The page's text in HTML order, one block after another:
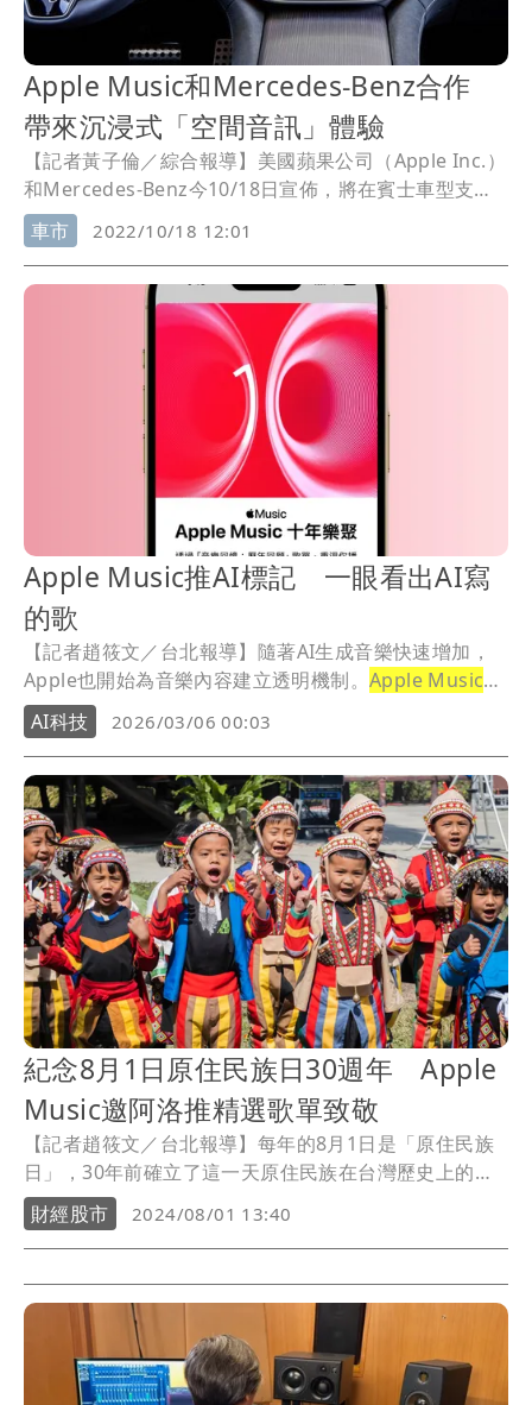
Apple Music和Mercedes-Benz合作
帶來沉浸式「空間音訊」體驗
【記者黃子倫／綜合報導】美國蘋果公司（Apple Inc.）
和Mercedes-Benz今10/18日宣佈，將在賓士車型支援
Apple Music
級、具備立體聲和清晰度的音訊效果。
車市 2022/10/18 12:01
Apple Music推AI標記 一眼看出AI寫
的歌
【記者趙筱文／台北報導】隨著AI生成音樂快速增加，
Apple也開始為音樂內容建立透明機制。 Apple Music近
期推出名為「AI生成標記」的新系統，未來當歌曲在創
作過程中使用AI時，平台將能透過標記顯示相關資訊，
讓用戶與產業更清楚作品來源。
AI科技 2026/03/06 00:03
紀念8月1日原住民族日30週年 Apple
Music邀阿洛推精選歌單致敬
【記者趙筱文／台北報導】每年的8月1日是「原住民族
日」，30年前確立了這一天原住民族在台灣歷史上的特
殊地位。今年
年，特別邀請了致力於喚起社會對原住民議題關注的阿
美族歌手阿洛擔任「台灣製造」歌單的嘉賓。阿洛精選
了24首具有代表性和指標性的歌曲，讓聽眾能夠欣賞原
住民音樂的多樣風貌，並深刻感受其帶來的共鳴與感
財經股市 2024/08/01 13:40